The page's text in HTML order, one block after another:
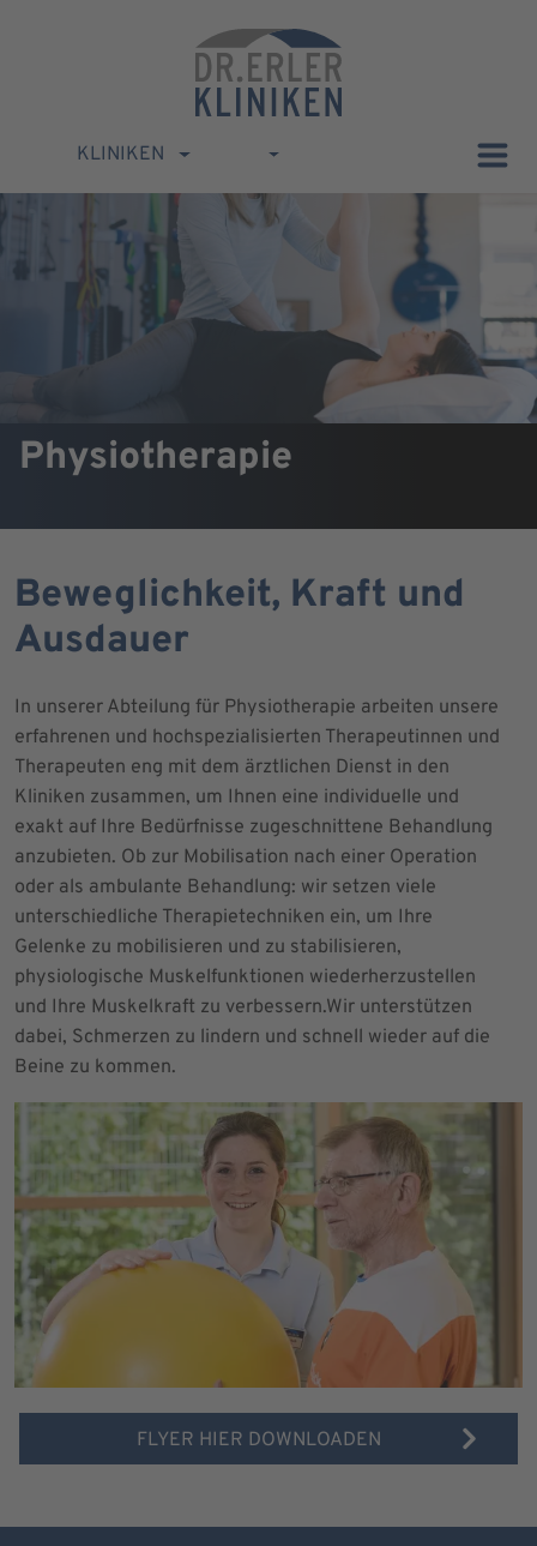
KLINIKEN
Physiotherapie
Beweglichkeit, Kraft und
Ausdauer
In unserer Abteilung für Physiotherapie arbeiten unsere
erfahrenen und hochspezialisierten Therapeutinnen und
Therapeuten eng mit dem ärztlichen Dienst in den
Kliniken zusammen, um Ihnen eine individuelle und
exakt auf Ihre Bedürfnisse zugeschnittene Behandlung
anzubieten. Ob zur Mobilisation nach einer Operation
oder als ambulante Behandlung: wir setzen viele
unterschiedliche Therapietechniken ein, um Ihre
Gelenke zu mobilisieren und zu stabilisieren,
physiologische Muskelfunktionen wiederherzustellen
und Ihre Muskelkraft zu verbessern.Wir unterstützen
dabei, Schmerzen zu lindern und schnell wieder auf die
Beine zu kommen.
FLYER HIER DOWNLOADEN